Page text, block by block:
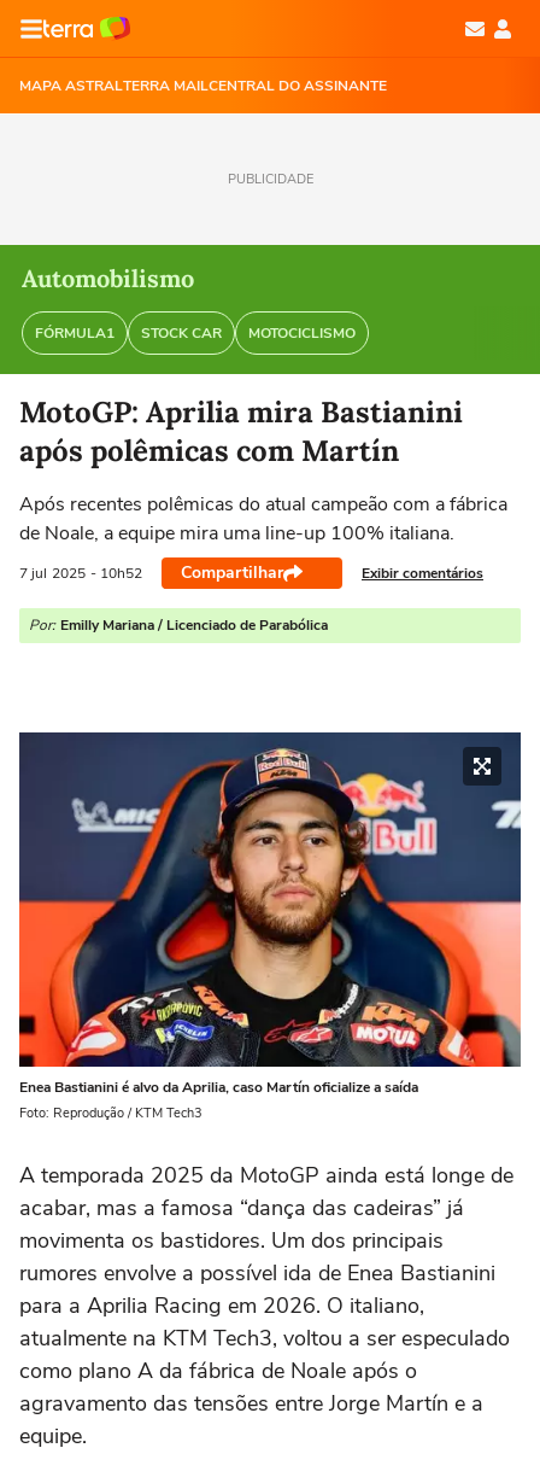
MAPA ASTRALTERRA MAILCENTRAL DO ASSINANTE
PUBLICIDADE
Automobilismo
FÓRMULA1 STOCK CAR MOTOCICLISMO
MotoGP: Aprilia mira Bastianini
após polêmicas com Martín
Após recentes polêmicas do atual campeão com a fábrica
de Noale, a equipe mira uma line-up 100% italiana.
7 jul 2025 - 10h52 Compartilhar Exibir comentários
Por: Emilly Mariana / Licenciado de Parabólica
Enea Bastianini é alvo da Aprilia, caso Martín oficialize a saída
Foto: Reprodução / KTM Tech3
A temporada 2025 da MotoGP ainda está longe de
acabar, mas a famosa “dança das cadeiras” já
movimenta os bastidores. Um dos principais
rumores envolve a possível ida de Enea Bastianini
para a Aprilia Racing em 2026. O italiano,
atualmente na KTM Tech3, voltou a ser especulado
como plano A da fábrica de Noale após o
agravamento das tensões entre Jorge Martín e a
equipe.